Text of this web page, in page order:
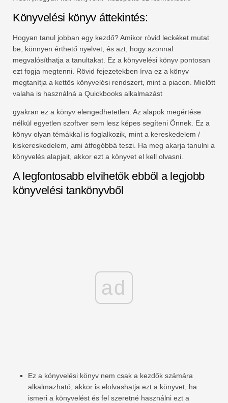
Könyvelési könyv áttekintés:
Hogyan tanul jobban egy kezdő? Amikor rövid leckéket mutat
be, könnyen érthető nyelvet, és azt, hogy azonnal
megvalósíthatja a tanultakat. Ez a könyvelési könyv pontosan
ezt fogja megtenni. Rövid fejezetekben írva ez a könyv
megtanítja a kettős könyvelési rendszert, mint a piacon. Mielőtt
valaha is használná a Quickbooks alkalmazást
gyakran ez a könyv elengedhetetlen. Az alapok megértése
nélkül egyetlen szoftver sem lesz képes segíteni Önnek. Ez a
könyv olyan témákkal is foglalkozik, mint a kereskedelem /
kiskereskedelem, ami átfogóbbá teszi. Ha meg akarja tanulni a
könyvelés alapjait, akkor ezt a könyvet el kell olvasni.
A legfontosabb elvihetők ebből a legjobb
könyvelési tankönyvből
ad
Ez a könyvelési könyv nem csak a kezdők számára
alkalmazható; akkor is elolvashatja ezt a könyvet, ha
ismeri a könyvelést és fel szeretné használni ezt a